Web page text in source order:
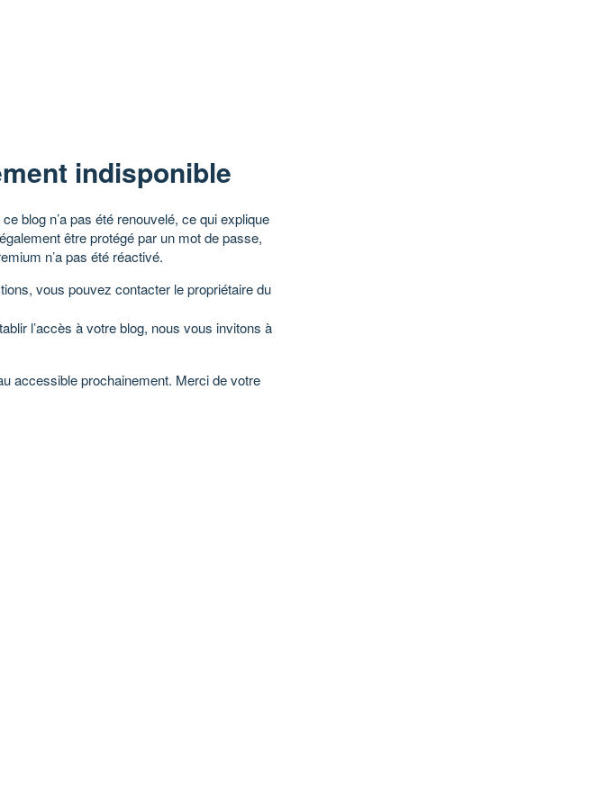
indisponible
blog n’a pas été renouvelé, ce qui explique
être protégé par un mot de passe,
n’a pas été réactivé.
vous pouvez contacter le propriétaire du
l’accès à votre blog, nous vous invitons à
accessible prochainement. Merci de votre